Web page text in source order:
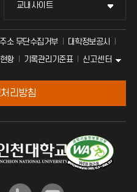
교내사이트
소 무단수집거부
대학정보공시
황
기록관리기준표 신고센터
리방침